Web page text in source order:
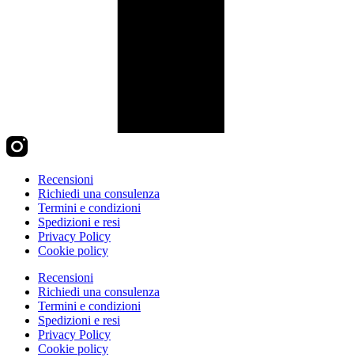
Recensioni
Richiedi una consulenza
Termini e condizioni
Spedizioni e resi
Privacy Policy
Cookie policy
Recensioni
Richiedi una consulenza
Termini e condizioni
Spedizioni e resi
Privacy Policy
Cookie policy